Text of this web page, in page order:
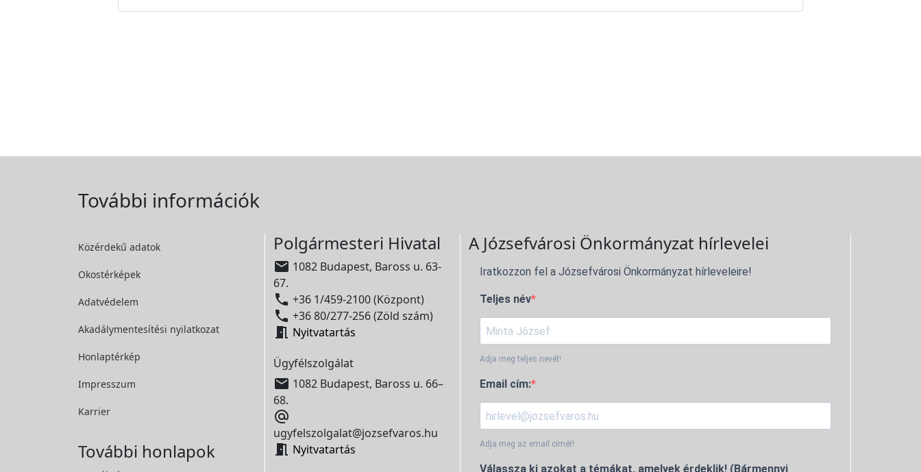
További információk
Közérdekű adatok
Okostérképek
Adatvédelem
Akadálymentesítési nyilatkozat
Honlaptérkép
Impresszum
Karrier
További honlapok
Polgármesteri Hivatal
 1082 Budapest, Baross u. 63-
67.
 +36 1/459-2100 (Központ)
 +36 80/277-256 (Zöld szám)
 Nyitvatartás
Ügyfélszolgálat
 1082 Budapest, Baross u. 66–
68.

ugyfelszolgalat@jozsefvaros.hu
 Nyitvatartás
A Józsefvárosi Önkormányzat hírlevelei
Iratkozzon fel a Józsefvárosi Önkormányzat hírleveleire!
Teljes név
Adja meg teljes nevét!
Email cím:
Adja meg az email címét!
Válassza ki azokat a témákat, amelyek érdeklik! (Bármennyi